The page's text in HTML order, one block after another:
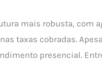
mais robusta, com
taxas cobradas.
presencial.